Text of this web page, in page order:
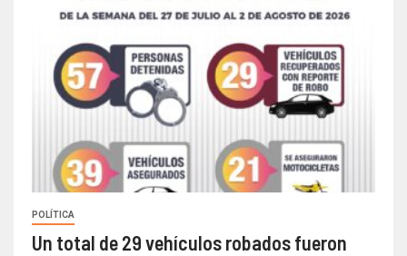
POLÍTICA
Un total de 29 vehículos robados fueron